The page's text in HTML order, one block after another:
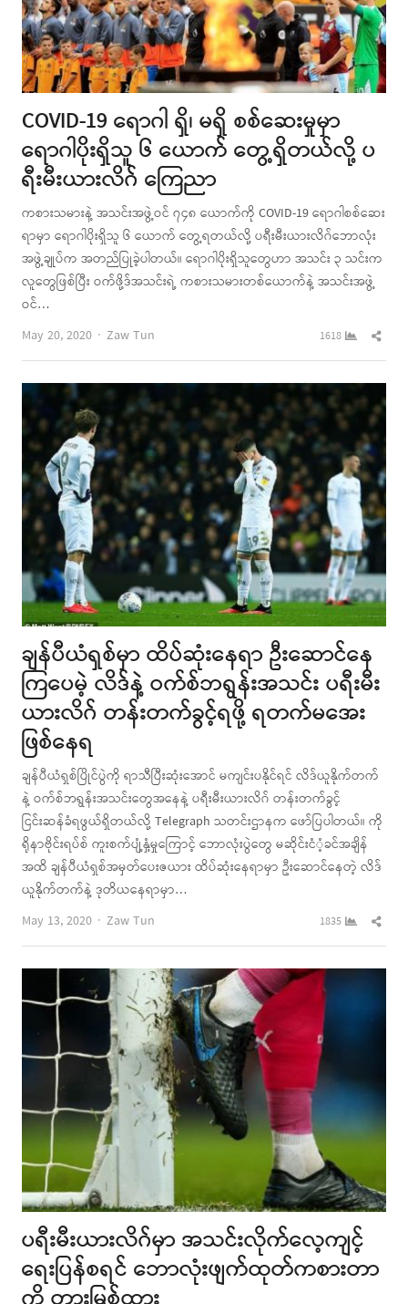
COVID-19 ရောဂါ ရှိ၊ မရှိ စစ်ဆေးမှုမှာ
ရောဂါပိုးရှိသူ ၆ ယောက် တွေ့ရှိတယ်လို့ ပ
ရီးမီးယားလိဂ် ကြေညာ
ကစားသမားနဲ့ အသင်းအဖွဲ့ဝင် ၇၄၈ ယောက်ကို COVID-19 ရောဂါစစ်ဆေး
ရာမှာ ရောဂါပိုးရှိသူ ၆ ယောက် တွေ့ရတယ်လို့ ပရီးမီးယားလိဂ်ဘောလုံး
အဖွဲ့ချုပ်က အတည်ပြုခဲ့ပါတယ်။ ရောဂါပိုးရှိသူတွေဟာ အသင်း ၃ သင်းက
လူတွေဖြစ်ပြီး ဝက်ဖို့ဒ်အသင်းရဲ့ ကစားသမားတစ်ယောက်နဲ့ အသင်းအဖွဲ့
ဝင်…
May 20, 2020
Author
Zaw Tun 1618
ချန်ပီယံရှစ်မှာ ထိပ်ဆုံးနေရာ ဦးဆောင်နေ
ကြပေမဲ့ လိဒ်နဲ့ ဝက်စ်ဘရွန်းအသင်း ပရီးမီး
ယားလိဂ် တန်းတက်ခွင့်ရဖို့ ရတက်မအေး
ဖြစ်နေရ
ချန်ပီယံရှစ်ပြိုင်ပွဲကို ရာသီပြီးဆုံးအောင် မကျင်းပနိုင်ရင် လိဒ်ယူနိုက်တက်
နဲ့ ဝက်စ်ဘရွန်းအသင်းတွေအနေနဲ့ ပရီးမီးယားလိဂ် တန်းတက်ခွင့်
ငြင်းဆန်ခံရဖွယ်ရှိတယ်လို့ Telegraph သတင်းဌာနက ဖော်ပြပါတယ်။ ကို
ရိုနာဗိုင်းရပ်စ် ကူးစက်ပျံ့နှံ့မှုကြောင့် ဘောလုံးပွဲတွေ မဆိုင်းငံံ့ခင်အချိန်
အထိ ချန်ပီယံရှစ်အမှတ်ပေးဇယား ထိပ်ဆုံးနေရာမှာ ဦးဆောင်နေတဲ့ လိဒ်
ယူနိုက်တက်နဲ့ ဒုတိယနေရာမှာ…
May 13, 2020
Author
Zaw Tun 1835
ပရီးမီးယားလိဂ်မှာ အသင်းလိုက်လေ့ကျင့်
ရေးပြန်စရင် ဘောလုံးဖျက်ထုတ်ကစားတာ